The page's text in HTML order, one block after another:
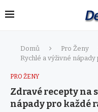
Domů Pro Ženy
Rychlé a výživné
PRO ŽENY
Zdravé recepty na
nápady pro každé